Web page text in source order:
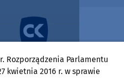
Rozporządzenia Parlamentu
kwietnia 2016 r. w sprawie